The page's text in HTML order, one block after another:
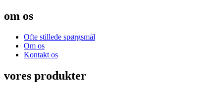
om os
Ofte stillede spørgsmål
Om os
Kontakt os
vores produkter